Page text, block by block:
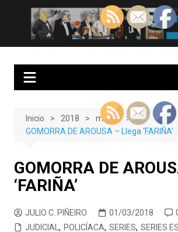
contenido
Crítica cinematográfica y audiovisual. Punto
Inicio 2018
marzo
GOMORRA DE AROUSA – Llega ‘FARIÑA’
GOMORRA DE
‘FARIÑA’
JULIO C. PIÑEIRO 01/03/2018
JUDICIAL , POLICÍACA, SERIES, SERIES